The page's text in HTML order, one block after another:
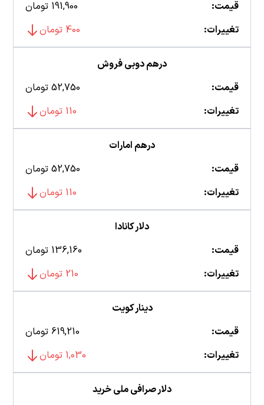
قیمت:
191,900 تومان
تغییرات:
400 تومان
درهم دوبی فروش
قیمت:
52,750 تومان
تغییرات:
110 تومان
درهم امارات
قیمت:
52,750 تومان
تغییرات:
110 تومان
دلار کانادا
قیمت:
136,160 تومان
تغییرات:
210 تومان
دینار کویت
قیمت:
619,210 تومان
تغییرات:
1,030 تومان
دلار صرافی ملی خرید